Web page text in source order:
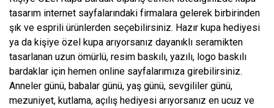
tasarım internet sayfalarındaki firmalara gelerek birbirinden
şık ve esprili ürünlerden seçebilirsiniz. Hazır kupa hediyesi
ya da kişiye özel kupa arıyorsanız dayanıklı seramikten
tasarlanan uzun ömürlü, resim baskılı, yazılı, logo baskılı
bardaklar için hemen online sayfalarımıza girebilirsiniz.
Anneler günü, babalar günü, yaş günü, sevgililer günü,
mezuniyet, kutlama, açılış hediyesi arıyorsanız en ucuz ve